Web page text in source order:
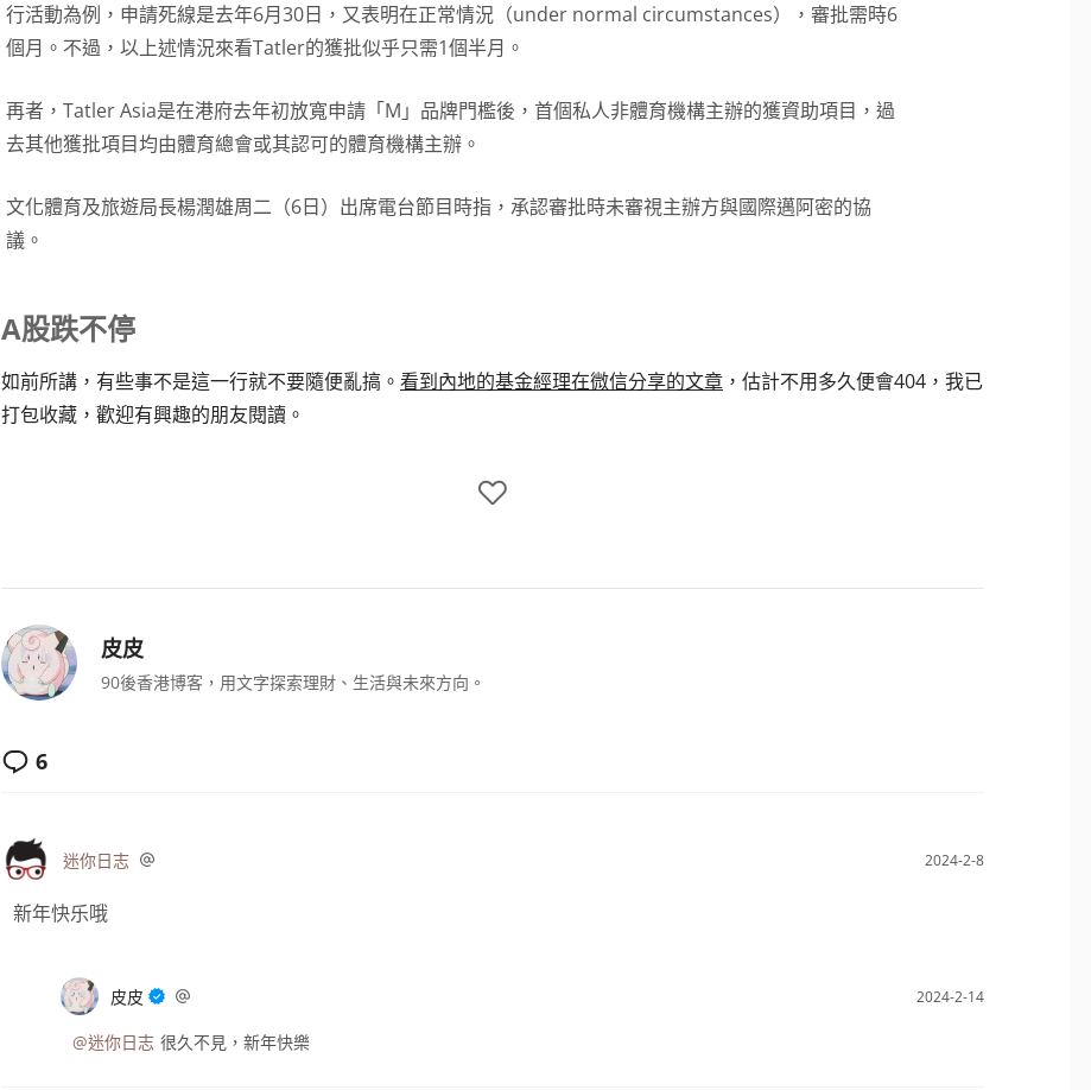
行活動為例，申請死線是去年6月30日，又表明在正常情況（under normal circumstances），審批需時6
個月。不過，以上述情況來看Tatler的獲批似乎只需1個半月。
再者，Tatler Asia是在港府去年初放寬申請「M」品牌門檻後，首個私人非體育機構主辦的獲資助項目，過
去其他獲批項目均由體育總會或其認可的體育機構主辦。
文化體育及旅遊局長楊潤雄周二（6日）出席電台節目時指，承認審批時未審視主辦方與國際邁阿密的協
議。
A股跌不停
如前所講，有些事不是這一行就不要隨便亂搞。 看到內地的基金經理在微信分享的文章 ，估計不用多久便會404，我已
打包收藏，歡迎有興趣的朋友閱讀。
皮皮
90後香港博客，用文字探索理財、生活與未來方向。
6
迷你日志 2024-2-8
新年快乐哦
皮皮 2024-2-14
@迷你日志 很久不見，新年快樂